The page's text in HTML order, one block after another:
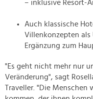
– inklusive Resort-
Auch klassische
Villenkonzepten
Ergänzung zum
"Es geht nicht mehr nur
Veränderung", sagt
Traveller. "Die Menschen